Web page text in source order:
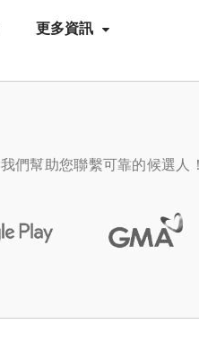
更多資訊
們幫助您聯繫可靠的候選人